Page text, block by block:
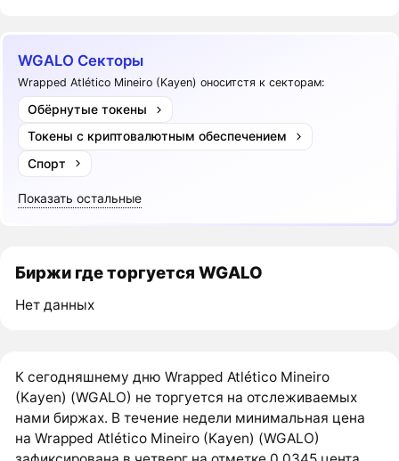
WGALO Секторы
Wrapped Atlético Mineiro (Kayen) оноситстя к секторам:
Обёрнутые токены
Токены с криптовалютным обеспечением
Спорт
Показать остальные
Биржи где торгуется WGALO
Нет данных
К сегодняшнему дню Wrapped Atlético Mineiro
(Kayen) (WGALO) не торгуется на отслеживаемых
нами биржах. В течение недели минимальная цена
на Wrapped Atlético Mineiro (Kayen) (WGALO)